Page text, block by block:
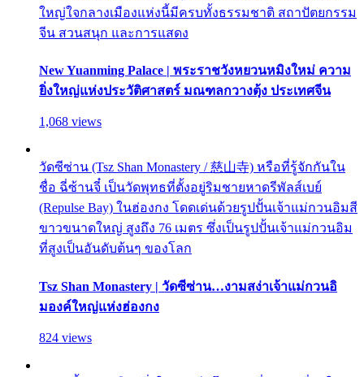
ใหญ่ใจกลางเมืองแห่งนี้มีครบทั้งธรรมชาติ สถาปัตยกรรม
จีน สวนสนุก และการแสดง
New Yuanming Palace | พระราชวังหยวนหมิงใหม่ ความ
ยิ่งใหญ่แห่งประวัติศาสตร์ มณฑลกวางตุ้ง ประเทศจีน
1,068 views
วัดซีซ่าน (Tsz Shan Monastery / 慈山寺) หรือที่รู้จักกันใน
ชื่อ ฉี่ซ้านจี๋ เป็นวัดพุทธที่ตั้งอยู่ริมชายหาดรีพัลส์เบย์
(Repulse Bay) ในฮ่องกง โดดเด่นด้วยรูปปั้นเจ้าแม่กวนอิมสี
ขาวขนาดใหญ่ สูงถึง 76 เมตร ซึ่งเป็นรูปปั้นเจ้าแม่กวนอิม
ที่สูงเป็นอันดับต้นๆ ของโลก
Tsz Shan Monastery | วัดซีซ่าน…งามสง่าเจ้าแม่กวนอิ
มองค์ใหญ่แห่งฮ่องกง
824 views